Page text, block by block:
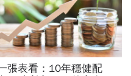
張表看：10年穩健配